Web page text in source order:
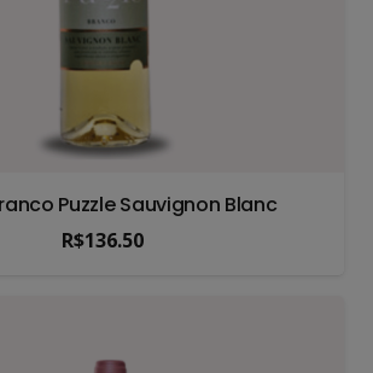
Puzzle Sauvignon Blanc
R$136.50